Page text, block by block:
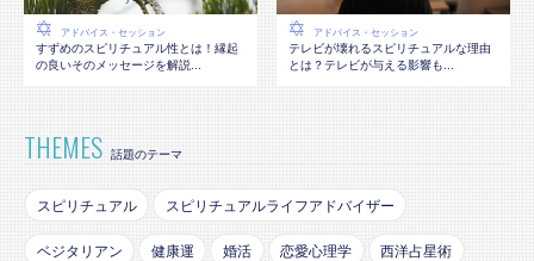
アドバイス・セッション
すずめのスピリチュアル性とは！縁起
の良いそのメッセージを解説...
アドバイス・セッション
テレビが壊れるスピリチュアルな理由
とは？テレビが与える影響も...
THEMES 話題のテーマ
スピリチュアル スピリチュアルライフアドバイザー
ベジタリアン 健康運 婚活 恋愛心理学 西洋占星術